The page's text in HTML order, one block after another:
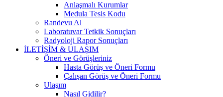
Anlaşmalı Kurumlar
Medula Tesis Kodu
Randevu Al
Laboratuvar Tetkik Sonuçları
Radyoloji Rapor Sonuçları
İLETİŞİM & ULAŞIM
Öneri ve Görüşleriniz
Hasta Görüş ve Öneri Formu
Çalışan Görüş ve Öneri Formu
Ulaşım
Nasıl Gidilir?